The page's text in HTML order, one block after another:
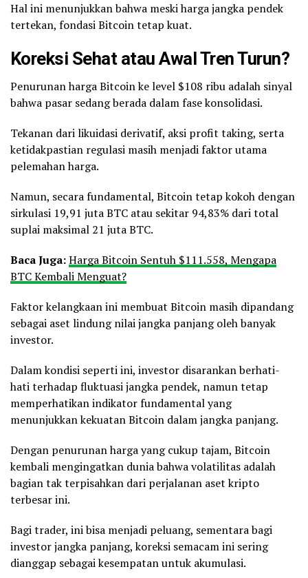
Hal ini menunjukkan bahwa meski harga jangka pendek
tertekan, fondasi Bitcoin tetap kuat.
Koreksi Sehat atau Awal Tren Turun?
Penurunan harga Bitcoin ke level $108 ribu adalah sinyal
bahwa pasar sedang berada dalam fase konsolidasi.
Tekanan dari likuidasi derivatif, aksi profit taking, serta
ketidakpastian regulasi masih menjadi faktor utama
pelemahan harga.
Namun, secara fundamental, Bitcoin tetap kokoh dengan
sirkulasi 19,91 juta BTC atau sekitar 94,83% dari total
suplai maksimal 21 juta BTC.
Baca Juga:Harga Bitcoin Sentuh $111.558, Mengapa
BTC Kembali Menguat?
Faktor kelangkaan ini membuat Bitcoin masih dipandang
sebagai aset lindung nilai jangka panjang oleh banyak
investor.
Dalam kondisi seperti ini, investor disarankan berhati-
hati terhadap fluktuasi jangka pendek, namun tetap
memperhatikan indikator fundamental yang
menunjukkan kekuatan Bitcoin dalam jangka panjang.
Dengan penurunan harga yang cukup tajam, Bitcoin
kembali mengingatkan dunia bahwa volatilitas adalah
bagian tak terpisahkan dari perjalanan aset kripto
terbesar ini.
Bagi trader, ini bisa menjadi peluang, sementara bagi
investor jangka panjang, koreksi semacam ini sering
dianggap sebagai kesempatan untuk akumulasi.